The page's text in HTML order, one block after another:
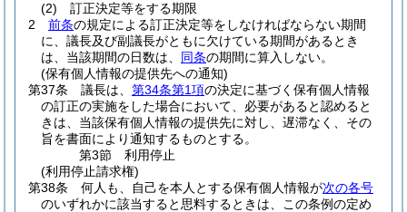
(2)
訂正決定等をする期限
2
前条の規定による訂正決定等をしなければならない期間
に、議長及び副議長がともに欠けている期間があるとき
は、当該期間の日数は、 同条の期間に算入しない。
(保有個人情報の提供先への通知)
第37条
議長は、 第34条第1項の決定に基づく保有個人情報
の訂正の実施をした場合において、必要があると認めると
きは、当該保有個人情報の提供先に対し、遅滞なく、その
旨を書面により通知するものとする。
第3節
利用停止
(利用停止請求権)
第38条
何人も、自己を本人とする保有個人情報が次の各号
のいずれかに該当すると思料するときは、この条例の定め